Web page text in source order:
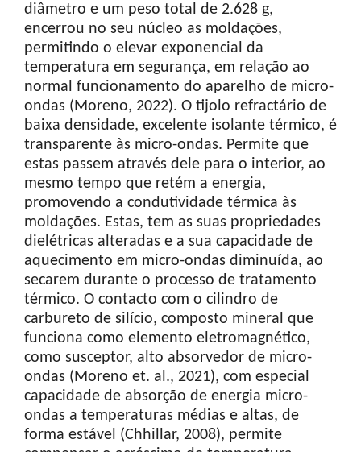
diâmetro e um peso total de 2.628 g,
encerrou no seu núcleo as moldações,
permitindo o elevar exponencial da
temperatura em segurança, em relação ao
normal funcionamento do aparelho de micro-
ondas (Moreno, 2022). O tijolo refractário de
baixa densidade, excelente isolante térmico, é
transparente às micro-ondas. Permite que
estas passem através dele para o interior, ao
mesmo tempo que retém a energia,
promovendo a condutividade térmica às
moldações. Estas, tem as suas propriedades
dielétricas alteradas e a sua capacidade de
aquecimento em micro-ondas diminuída, ao
secarem durante o processo de tratamento
térmico. O contacto com o cilindro de
carbureto de silício, composto mineral que
funciona como elemento eletromagnético,
como susceptor, alto absorvedor de micro-
ondas (Moreno et. al., 2021), com especial
capacidade de absorção de energia micro-
ondas a temperaturas médias e altas, de
forma estável (Chhillar, 2008), permite